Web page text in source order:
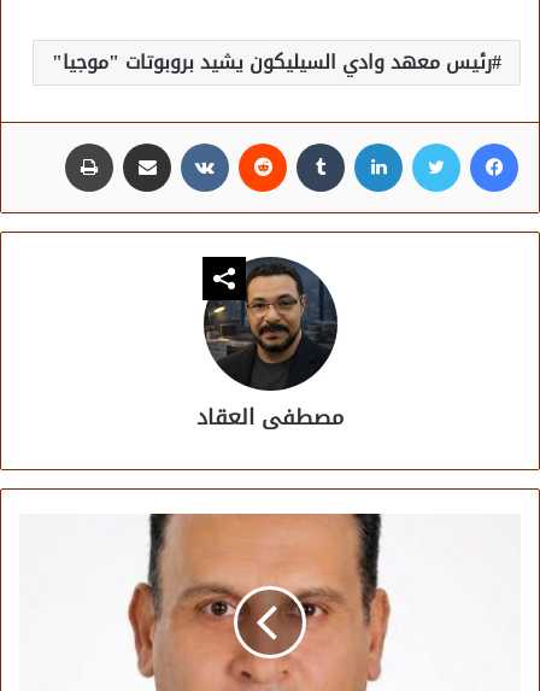
رئيس معهد وادي السيليكون يشيد بروبوتات "موجيا"
فيسبوك تويتر لينكدإن مشاركة عبر البريد
مصطفى العقاد